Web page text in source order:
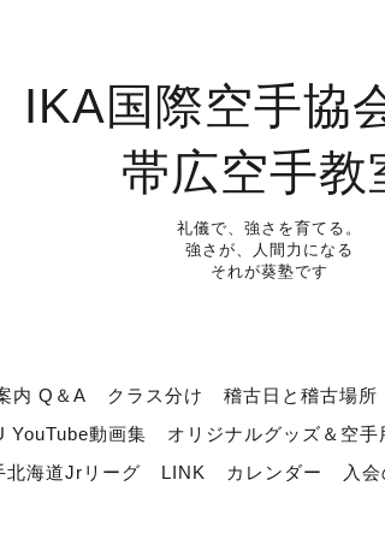
IKA国際空手協
帯広空手教
礼儀で、強さを育てる。
強さが、人間力になる
それが葵塾です
内 Q＆A クラス分け 稽古日と稽古場所
YouTube動画集
オリジナルグッズ＆空手
北海道Jrリーグ
LINK カレンダー 入